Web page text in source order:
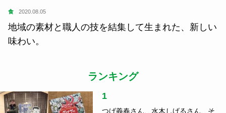
食 2020.08.05
地域の素材と職人の技を結集して生まれた、新しい
味わい。
ランキング
1
つげ義春さん、水木しげるさん、そ